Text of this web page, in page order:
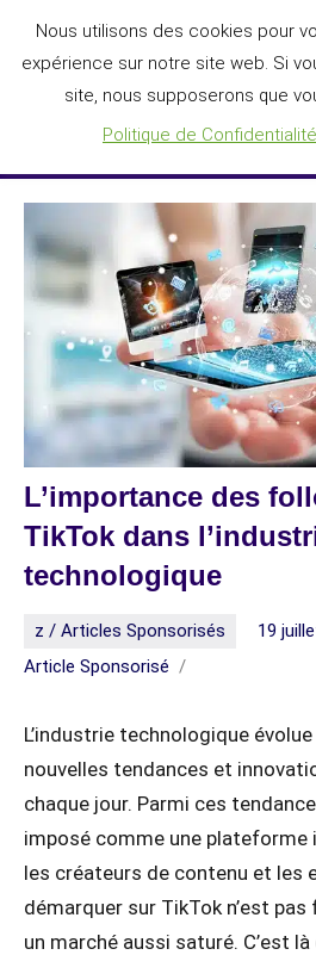
DIGIT'AGILE®
L'IA au service de la transformation
L’importance des
TikTok dans
technologique
z / Articles Sponsorisés
19
Article Sponsorisé
L’industrie technologique
nouvelles tendances et
chaque jour. Parmi ces
imposé comme une plateforme
les créateurs de contenu et les
démarquer sur TikTok n’est
un marché aussi saturé. C’est là
Nous utilisons des cookies pour
expérience sur notre site web. Si
site, nous supposerons que
Politique de Confidentialité